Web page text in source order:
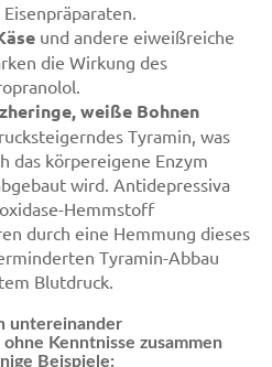
Eisenpräparaten.
und andere eiweißreiche
die Wirkung des
weiße Bohnen
Tyramin, was
das körpereigene Enzym
wird. Antidepressiva
Hemmstoff
durch eine Hemmung dieses
Tyramin-Abbau
Blutdruck.
untereinander
Kenntnisse zusammen
Beispiele: